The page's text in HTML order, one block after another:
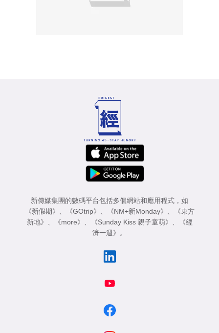
新傳媒集團的數碼平台包括多個網站和應用程式，如
《新假期》
《GOtrip》 《NM+新Monday》
《東方
新地》
《more》 《Sunday Kiss 親子童萌》
《經
濟一週》
。